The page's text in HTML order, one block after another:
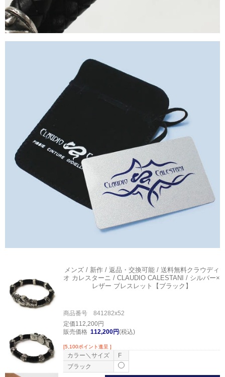
メンズ / 新作 / 返品・交換可能 / 送料無料クラウディ
オ カレスターニ / CLAUDIO CALESTANI / シルバー×
レザー ブレスレット【ブラック】
商品番号 841282x52
定価112,200円
販売価格 112,200円(税込)
[5,100ポイント進呈 ]
カラー＼サイズ
F
ブラック